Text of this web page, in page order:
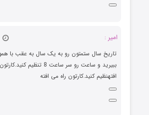
امیر :
تاریخ سال ستمتون رو به یک سال به عقب با
ببیرید و ساعت رو سر ساعت 8 تنظیم
افتهنظیم کنید.کارتون راه می افته